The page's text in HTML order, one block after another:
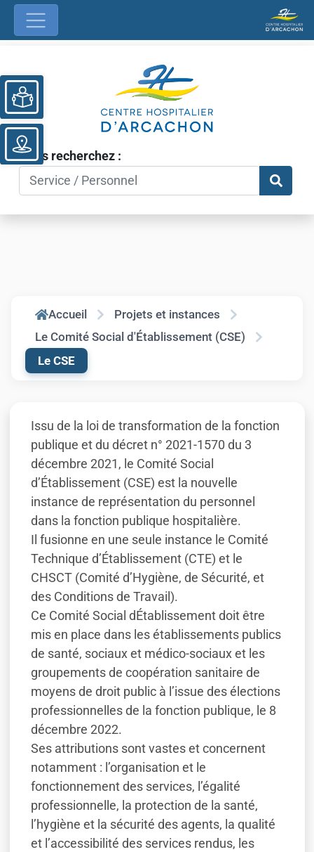
Vous recherchez :
Ouvrir la barre d’outils
Accueil
Projets et instances
Le Comité Social d'Établissement (CSE)
Le CSE
Issu de la loi de transformation de la fonction
publique et du décret n° 2021-1570 du 3
décembre 2021, le Comité Social
d’Établissement (CSE) est la nouvelle
instance de représentation du personnel
dans la fonction publique hospitalière.
Il fusionne en une seule instance le Comité
Technique d’Établissement (CTE) et le
CHSCT (Comité d’Hygiène, de Sécurité, et
des Conditions de Travail).
Ce Comité Social dÉtablissement doit être
mis en place dans les établissements publics
de santé, sociaux et médico-sociaux et les
groupements de coopération sanitaire de
moyens de droit public à l’issue des élections
professionnelles de la fonction publique, le 8
décembre 2022.
Ses attributions sont vastes et concernent
notamment : l’organisation et le
fonctionnement des services, l’égalité
professionnelle, la protection de la santé,
l’hygiène et la sécurité des agents, la qualité
et l’accessibilité des services rendus, les